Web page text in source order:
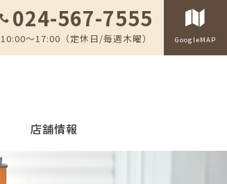
024-567-7555
10:00～17:00（定休日/毎週木曜） GoogleMAP
店舗情報